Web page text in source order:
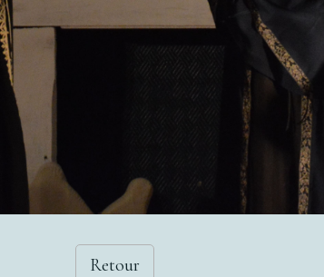
Retour